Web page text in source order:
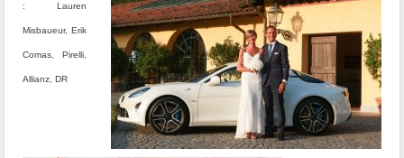
: Lauren
Misbaueur, Erik
Comas, Pirelli,
Allianz, DR